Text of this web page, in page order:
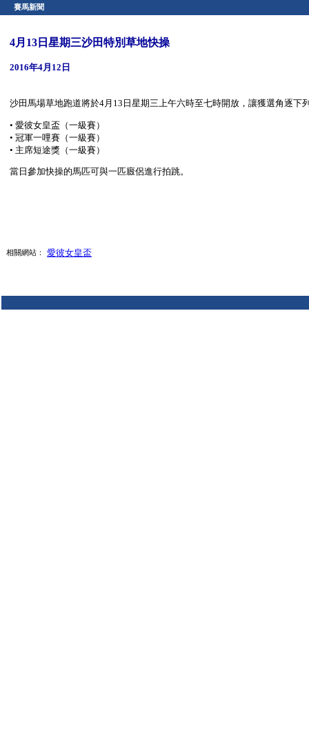
賽馬新聞
4月13日星期三沙田特別草地快操
2016年4月12日
沙田馬場草地跑道將於4月13日星期三上午六時至七時開放，讓獲選角逐下
• 愛彼女皇盃（一級賽）
• 冠軍一哩賽（一級賽）
• 主席短途獎（一級賽）
當日參加快操的馬匹可與一匹廄侶進行拍跳。
相關網站： 愛彼女皇盃